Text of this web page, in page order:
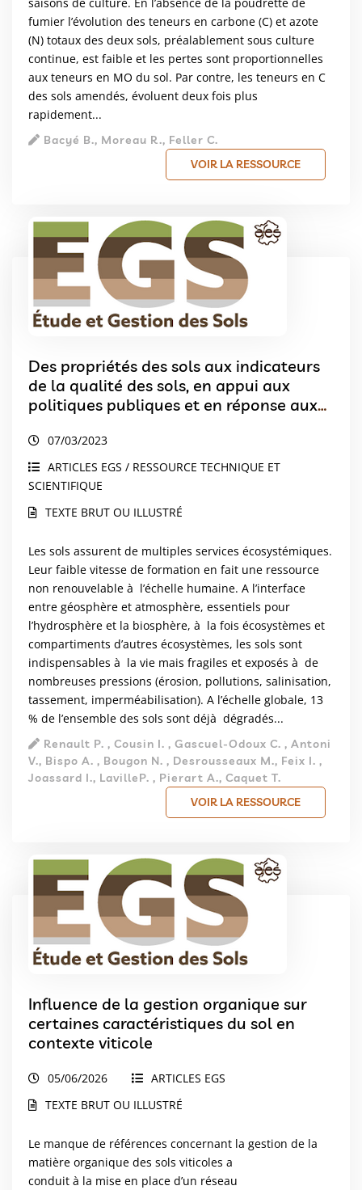
fumier l’évolution des teneurs en carbone (C) et azote
(N) totaux des deux sols, préalablement sous culture
continue, est faible et les pertes sont proportionnelles
aux teneurs en MO du sol. Par contre, les teneurs en C
des sols amendés, évoluent deux fois plus
rapidement...
Bacyé B., Moreau R., Feller C.
VOIR LA RESSOURCE
Des propriétés des sols aux indicateurs
de la qualité des sols, en appui aux
politiques publiques et en réponse aux
07/03/2023
ARTICLES EGS / RESSOURCE TECHNIQUE ET
SCIENTIFIQUE
TEXTE BRUT OU ILLUSTRÉ
Les sols assurent de multiples services écosystémiques.
Leur faible vitesse de formation en fait une ressource
non renouvelable à l’échelle humaine. A l’interface
entre géosphère et atmosphère, essentiels pour
l’hydrosphère et la biosphère, à la fois écosystèmes et
compartiments d’autres écosystèmes, les sols sont
indispensables à la vie mais fragiles et exposés à de
nombreuses pressions (érosion, pollutions, salinisation,
tassement, imperméabilisation). A l’échelle globale, 13
% de l’ensemble des sols sont déjà dégradés...
Renault P. , Cousin I. , Gascuel-Odoux C. , Antoni
V., Bispo A. , Bougon N. , Desrousseaux M., Feix I. ,
Joassard I., LavilleP. , Pierart A., Caquet T.
VOIR LA RESSOURCE
Influence de la gestion organique sur
certaines caractéristiques du sol en
contexte viticole
05/06/2026
ARTICLES EGS
TEXTE BRUT OU ILLUSTRÉ
Le manque de références concernant la gestion de la
matière organique des sols viticoles a
conduit à la mise en place d’un réseau